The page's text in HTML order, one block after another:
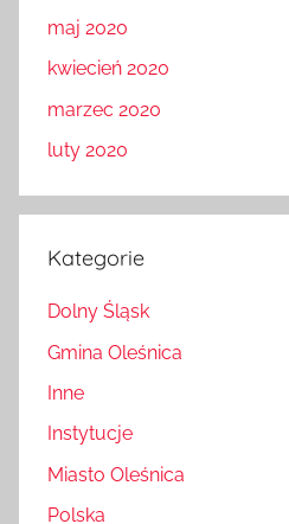
maj 2020
kwiecień 2020
marzec 2020
luty 2020
Kategorie
Dolny Śląsk
Gmina Oleśnica
Inne
Instytucje
Miasto Oleśnica
Polska